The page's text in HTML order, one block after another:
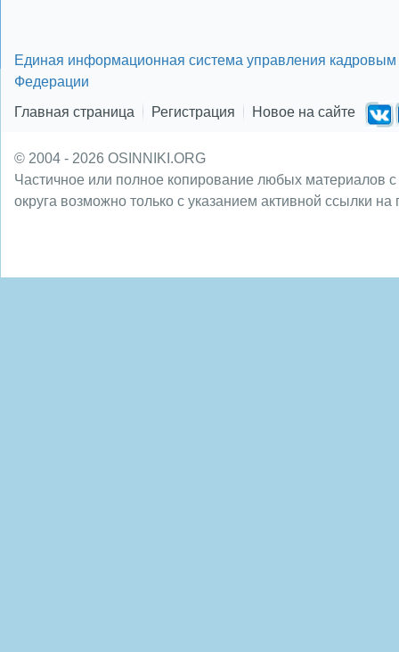
Единая информационная система управления кадровым
Федерации
Главная страница
Регистрация Новое на сайте
© 2004 - 2026 OSINNIKI.ORG
Частичное или полное копирование любых материалов
округа возможно только с указанием активной ссылки на